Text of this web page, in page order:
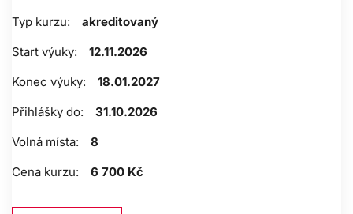
Typ kurzu:
akreditovaný
Start výuky:
12.11.2026
Konec výuky:
18.01.2027
Přihlášky do:
31.10.2026
Volná místa:
8
Cena kurzu:
6 700 Kč